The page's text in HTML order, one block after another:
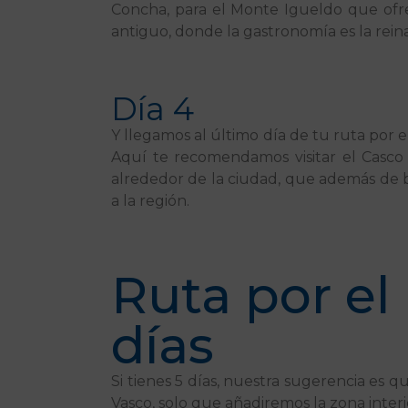
Concha, para el Monte Igueldo que
antiguo, donde la gastronomía es la
Día 4
Y llegamos al último día de tu ruta por
Aquí te recomendamos visitar el
alrededor de la ciudad, que además de
a la región.
Ruta por el
días
Si tienes 5 días, nuestra sugerencia es
Vasco, solo que añadiremos la zona